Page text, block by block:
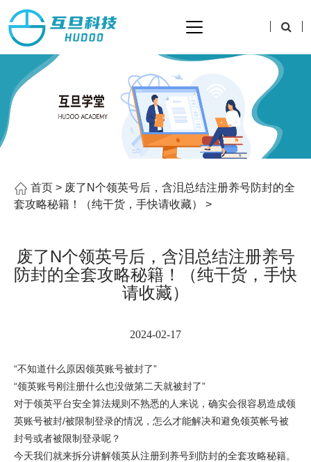
首页 > 废了N个领英号后，含泪总结注册养号防封的全
套攻略秘籍！（纯干货，手快请收藏） >
废了N个领英号后，含泪总结注册养号
防封的全套攻略秘籍！（纯干货，手快
请收藏）
2024-02-17
“不知道什么原因领英账号被封了”
“领英账号刚注册什么也没做第二天就被封了”
对于领英平台安全算法规则不熟悉的人来说，确实会很容易造成领
英账号被封/被限制登录的情况，怎么才能解决和避免领英帐号被
封号或者被限制登录呢？
今天我们就来拆分讲解领英从注册到养号到防封的全套攻略秘籍。